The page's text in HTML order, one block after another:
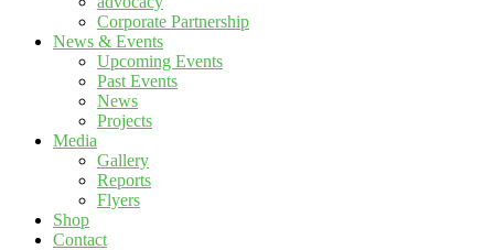
Corporate Partnership
News & Events
Upcoming Events
Past Events
News
Projects
Media
Gallery
Reports
Flyers
Shop
Contact